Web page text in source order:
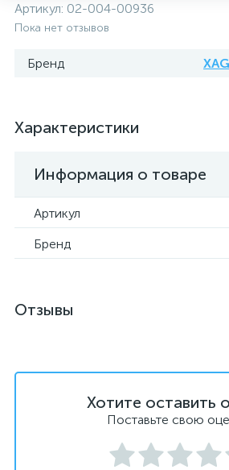
Артикул: 02-004-00936
Пока нет отзывов
Бренд XAG
Характеристики
Информация о товаре
Артикул
Бренд
Отзывы
Хотите оставить
Поставьте свою